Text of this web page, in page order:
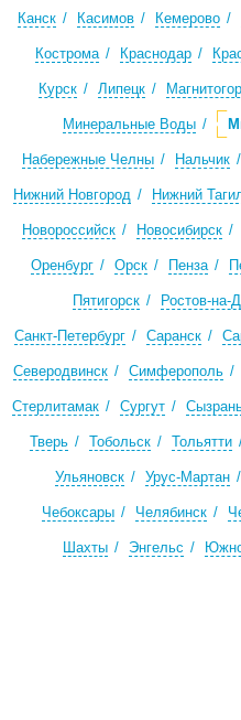
Канск Касимов Кемерово
Кострома Краснодар
Курск Липецк
Минеральные Воды
Набережные Челны Нальчик
Нижний Новгород Нижний
Новороссийск Новосибирск
Оренбург Орск Пенза
Пятигорск Ростов-на-
Санкт-Петербург Саранск
Северодвинск Симферополь
Стерлитамак Сургут
Тверь Тобольск Тольятти
Ульяновск Урус-Мартан
Чебоксары Челябинск
Шахты Энгельс